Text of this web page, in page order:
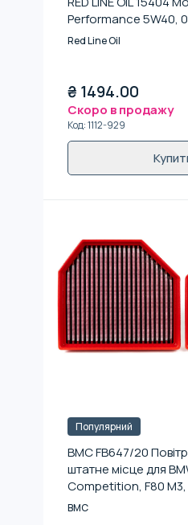
Performance 5W40,
Red Line Oil
₴ 1494.00
Скоро в продажу
Код:1112-929
Популярний
BMC FB647/20
штатне місце для
Competition, F80 M3,
M6, комплект
BMC